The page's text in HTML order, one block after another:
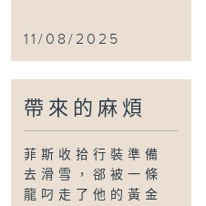
11/08/2025
帶來的麻煩
菲斯收拾行裝準備
去滑雪，郤被一條
龍叼走了他的黃金